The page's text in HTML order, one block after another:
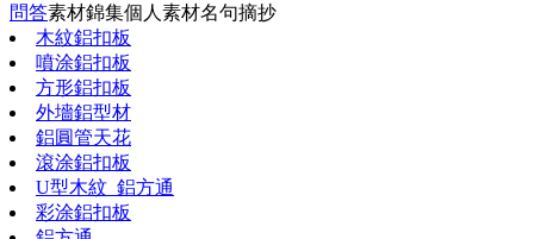
問答素材錦集個人素材名句摘抄
木紋鋁扣板
噴涂鋁扣板
方形鋁扣板
外墻鋁型材
鋁圓管天花
滾涂鋁扣板
U型木紋_鋁方通
彩涂鋁扣板